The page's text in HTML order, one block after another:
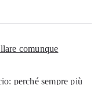
comunque
perché sempre più